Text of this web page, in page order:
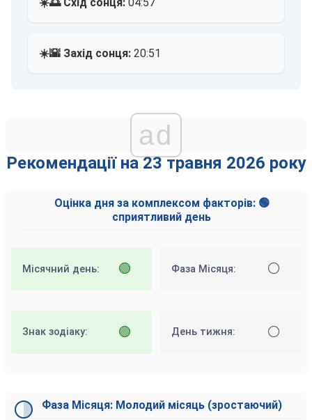
☀️🌇 Захід сонця: 20:51
ad
Рекомендації на 23 травня 2026 року
Оцінка дня за комплексом факторів: 🟢
сприятливий день
Місячний день: 🟢 Фаза Місяця: ⚪
Знак зодіаку: 🟢 День тижня: ⚪
Фаза Місяця: Молодий місяць (зростаючий)